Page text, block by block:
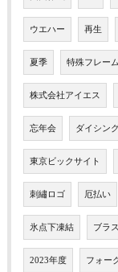
ウエハー 再生
夏季 特殊フレーム
株式会社アイエス
忘年会 ダイシン
東京ビックサイト
刺繡ロゴ 厄払い
氷点下凍結 ブラ
2023年度 フォー